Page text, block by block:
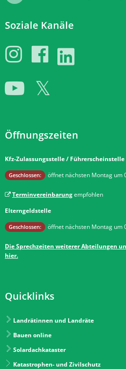
Soziale Kanäle
Öffnungszeiten
Kfz-Zulassungsstelle / Führerscheinstelle
Klicken, um weitere Öffnungs- oder
Geschlossen: öffnet nächsten Montag um
Terminvereinbarungempfohlen
Elterngeldstelle
Klicken, um weitere Öffnungs- oder
Geschlossen: öffnet nächsten Montag um
Die Sprechzeiten weiterer Abteilungen
hier.
Quicklinks
Landrätinnen und Landräte
Bauen online
Solardachkataster
Katastrophen- und Zivilschutz